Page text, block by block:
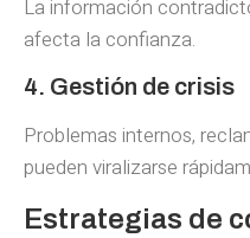
La información
afecta la confianza.
4. Gestión de crisis
Problemas internos,
pueden viralizarse
Estrategias de